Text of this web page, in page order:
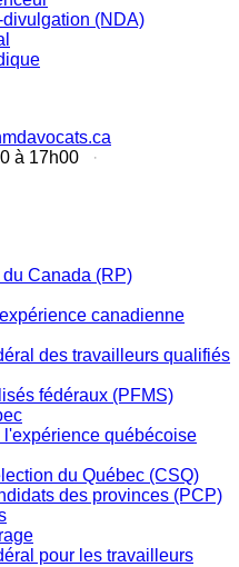
(NDA)
à 17h00
·
Canada (RP)
canadienne
des travailleurs qualifiés
fédéraux (PFMS)
l'expérience québécoise
du Québec (CSQ)
des provinces (PCP)
pour les travailleurs